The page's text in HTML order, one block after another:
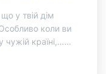
у твій дім
коли ви
чужій країні,…